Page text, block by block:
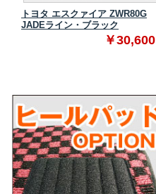
トヨタ エスクァイア ZWR80G
JADEライン・ブラック
￥30,600